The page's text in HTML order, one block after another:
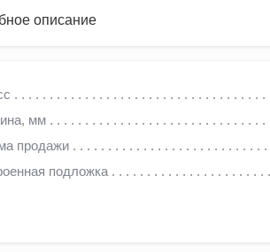
описание
мм
продажи
подложка